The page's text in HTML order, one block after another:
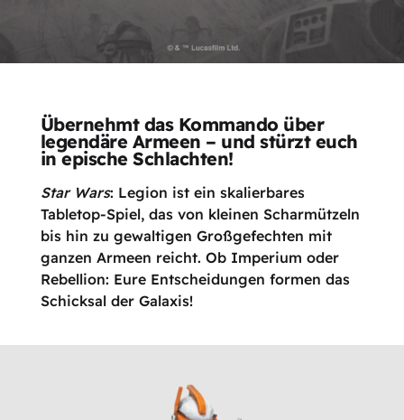
Übernehmt das Kommando über
legendäre Armeen – und stürzt euch
in epische Schlachten!
Star Wars: Legion ist ein skalierbares
Tabletop-Spiel, das von kleinen Scharmützeln
bis hin zu gewaltigen Großgefechten mit
ganzen Armeen reicht. Ob Imperium oder
Rebellion: Eure Entscheidungen formen das
Schicksal der Galaxis!